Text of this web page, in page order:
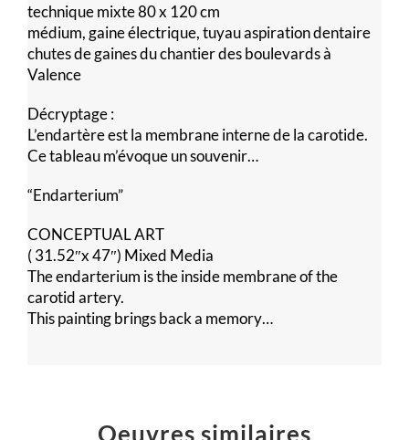
technique mixte 80 x 120 cm
médium, gaine électrique, tuyau aspiration dentaire
chutes de gaines du chantier des boulevards à
Valence
Décryptage :
L’endartère est la membrane interne de la carotide.
Ce tableau m’évoque un souvenir…
“Endarterium”
CONCEPTUAL ART
( 31.52″x 47″) Mixed Media
The endarterium is the inside membrane of the
carotid artery.
This painting brings back a memory…
Oeuvres similaires